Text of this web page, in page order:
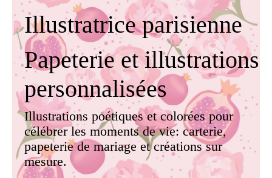
Illustratrice parisienne
Papeterie et illustrations
personnalisées
Illustrations poétiques et colorées pour
célébrer les moments de vie: carterie,
papeterie de mariage et créations sur
mesure.